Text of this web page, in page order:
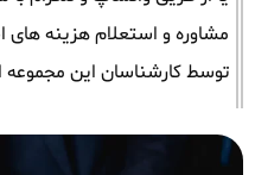
مشاوره و استعلام هزینه های
توسط کارشناسان این مجموعه